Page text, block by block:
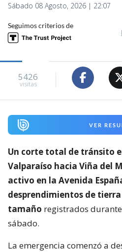
Sábado 08 Agosto, 2026 | 22:07
Seguimos criterios de
5426
visitas
VER
Un corte total de tránsito
Valparaíso hacia Viña del
activo en la Avenida
desprendimientos de
tamaño registrados
sábado.
La emergencia comenzó a